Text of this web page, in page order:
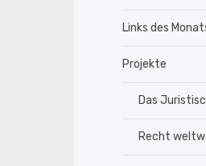
Links des
Projekte
Das
Recht